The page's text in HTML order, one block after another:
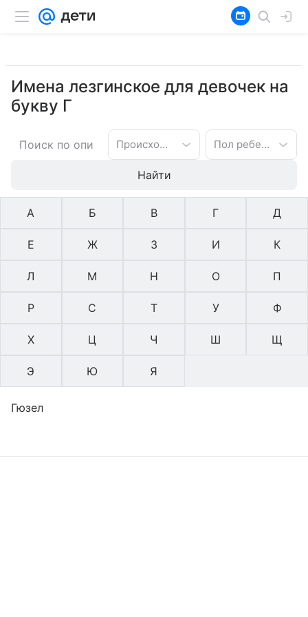
Имена лезгинское для девочек на
букву Г
Происхождение имени Пол ребенка
Найти
А Б В Г Д
Е Ж З И К
Л М Н О П
Р С Т У Ф
Х Ц Ч Ш Щ
Э Ю Я
Гюзел